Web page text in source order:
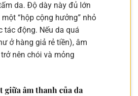
da. Độ dày này đủ lớn
“hộp cộng hưởng” nhỏ
tác động. Nếu da quá
ở hàng giả rẻ tiền), âm
nên chói và mỏng
giữa âm thanh của da